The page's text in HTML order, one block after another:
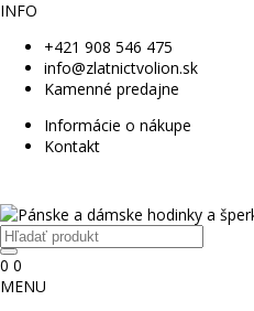
INFO
+421 908 546 475
info@zlatnictvolion.sk
Kamenné predajne
Informácie o nákupe
Kontakt
0 0
MENU